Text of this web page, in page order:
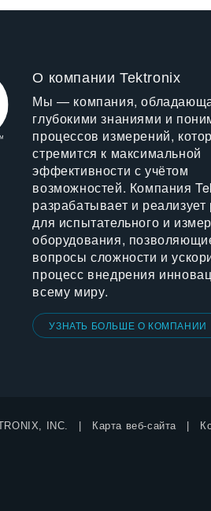
О компании Tektronix
Мы — компания,
глубокими знаниями и
процессов измерений,
стремится к максимальной
эффективности с учётом
возможностей. Компания
разрабатывает и
для испытательного и
оборудования,
вопросы сложности и
процесс внедрения
всему миру.
УЗНАТЬ БОЛЬШЕ О КОМПАНИИ
INC. Карта веб-сайта